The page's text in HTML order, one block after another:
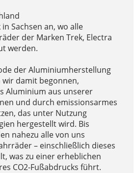
Sachsen an, wo alle
der Marken Trek, Electra
werden.
der Aluminiumherstellung
wir damit begonnen,
Aluminium aus unserer
und durch emissionsarmes
das unter Nutzung
hergestellt wird. Bis
nahezu alle von uns
– einschließlich dieses
was zu einer erheblichen
CO2-Fußabdrucks führt.